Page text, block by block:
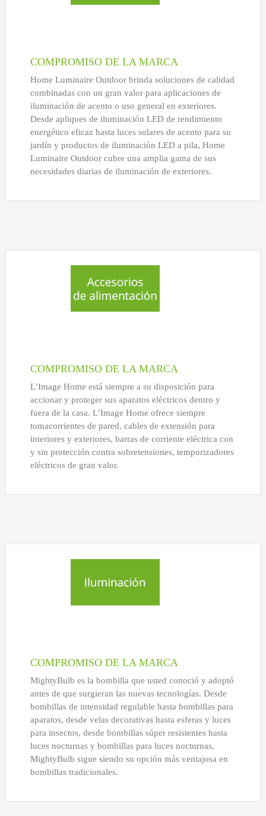
COMPROMISO DE LA MARCA
Home Luminaire Outdoor brinda soluciones de calidad
combinadas con un gran valor para aplicaciones de
iluminación de acento o uso general en exteriores.
Desde apliques de iluminación LED de rendimiento
energético eficaz hasta luces solares de acento para su
jardín y productos de iluminación LED a pila, Home
Luminaire Outdoor cubre una amplia gama de sus
necesidades diarias de iluminación de exteriores.
COMPROMISO DE LA MARCA
L’Image Home está siempre a su disposición para
accionar y proteger sus aparatos eléctricos dentro y
fuera de la casa. L’Image Home ofrece siempre
tomacorrientes de pared, cables de extensión para
interiores y exteriores, barras de corriente eléctrica con
y sin protección contra sobretensiones, temporizadores
eléctricos de gran valor.
COMPROMISO DE LA MARCA
MightyBulb es la bombilla que usted conoció y adoptó
antes de que surgieran las nuevas tecnologías. Desde
bombillas de intensidad regulable hasta bombillas para
aparatos, desde velas decorativas hasta esferas y luces
para insectos, desde bombillas súper resistentes hasta
luces nocturnas y bombillas para luces nocturnas,
MightyBulb sigue siendo su opción más ventajosa en
bombillas tradicionales.